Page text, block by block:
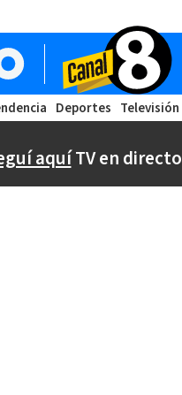
Deportes Televisión
aquíTV en directo